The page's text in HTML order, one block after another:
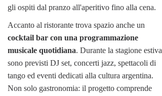
gli ospiti dal pranzo all'aperitivo fino alla cena.
Accanto al ristorante trova spazio anche un
cocktail bar con una programmazione
musicale quotidiana. Durante la stagione estiva
sono previsti DJ set, concerti jazz, spettacoli di
tango ed eventi dedicati alla cultura argentina.
Non solo gastronomia: il progetto comprende